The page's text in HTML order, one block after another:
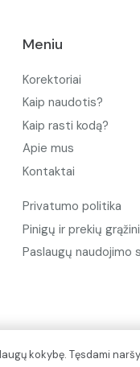
Meniu
Korektoriai
Kaip naudotis?
Kaip rasti kodą?
Apie mus
Kontaktai
Privatumo politika
Pinigų ir prekių
Paslaugų naudojimo
kokybę. Tęsdami